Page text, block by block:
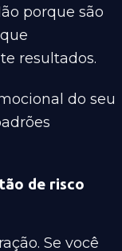
porque são
resultados.
do seu
de risco
Se você